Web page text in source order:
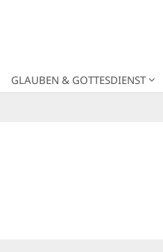
GLAUBEN & GOTTESDIENST